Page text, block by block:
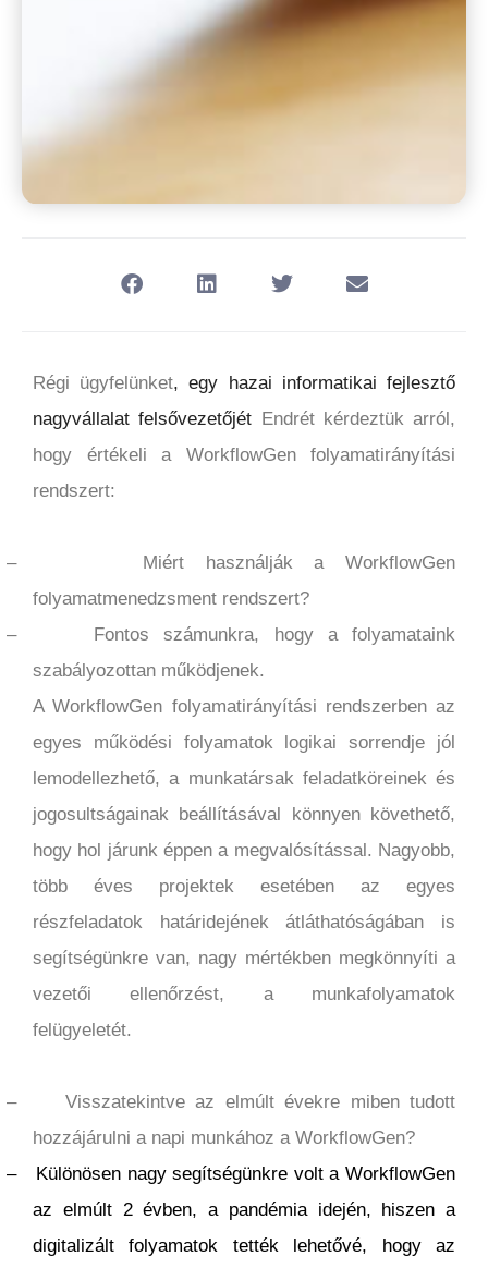
Régi ügyfelünket, egy hazai informatikai fejlesztő
nagyvállalat felsővezetőjét Endrét kérdeztük arról,
hogy értékeli a WorkflowGen folyamatirányítási
rendszert:
–
Miért használják a WorkflowGen
folyamatmenedzsment rendszert?
–
Fontos számunkra, hogy a folyamataink
szabályozottan működjenek.
A WorkflowGen folyamatirányítási rendszerben az
egyes működési folyamatok logikai sorrendje jól
lemodellezhető, a munkatársak feladatköreinek és
jogosultságainak beállításával könnyen követhető,
hogy hol járunk éppen a megvalósítással. Nagyobb,
több éves projektek esetében az egyes
részfeladatok határidejének átláthatóságában is
segítségünkre van, nagy mértékben megkönnyíti a
vezetői ellenőrzést, a munkafolyamatok
felügyeletét.
–
Visszatekintve az elmúlt évekre miben tudott
hozzájárulni a napi munkához a WorkflowGen?
–
Különösen nagy segítségünkre volt a WorkflowGen
az elmúlt 2 évben, a pandémia idején, hiszen a
digitalizált folyamatok tették lehetővé, hogy az